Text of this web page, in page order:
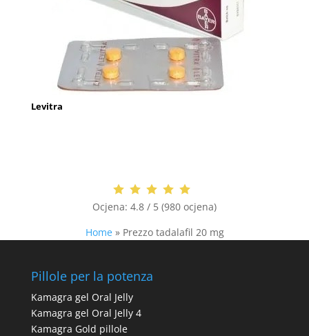
Levitra
Ocjena: 4.8 / 5 (980 ocjena)
Home» Prezzo tadalafil 20 mg
Pillole per la potenza
Kamagra gel Oral Jelly
Kamagra gel Oral Jelly 4
Kamagra Gold pillole